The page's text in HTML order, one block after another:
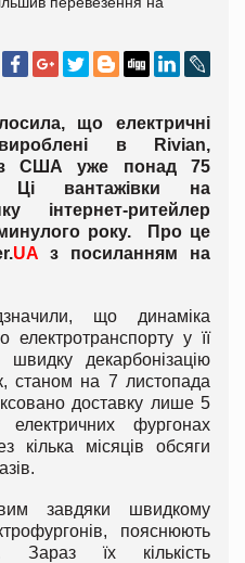
що електричні
в Rivian,
із США уже понад 75
Ці вантажівки на
інтернет-ритейлер
року. Про це
UA з посиланням на
що динаміка
електротранспорту у її
декарбонізацію
станом на 7 листопада
доставку лише 5
електричних фургонах
кілька місяців обсяги
завдяки швидкому
пояснюють
Зараз їх кількість